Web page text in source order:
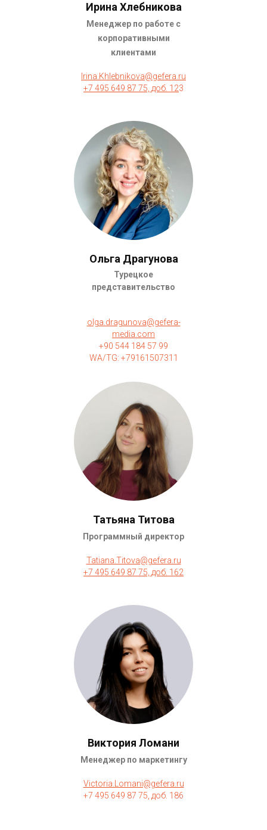
Ирина Хлебникова
Менеджер по работе с
корпоративными
клиентами
Irina.Khlebnikova@gefera.ru
+7 495 649 87 75, доб. 1 23
Ольга Драгунова
Турецкое
представительство
olga.dragunova@gefera-
media.com
+90 544 184 57 99
WA/TG: +79161507311
Татьяна Титова
Программный директор
Tatiana.Titova@gefera.ru
+7 495 649 87 75, доб. 162
Виктория Ломани
Менеджер по маркетингу
Victoria.Lomani@gefera.ru
+7 495 649 87 75, доб. 186